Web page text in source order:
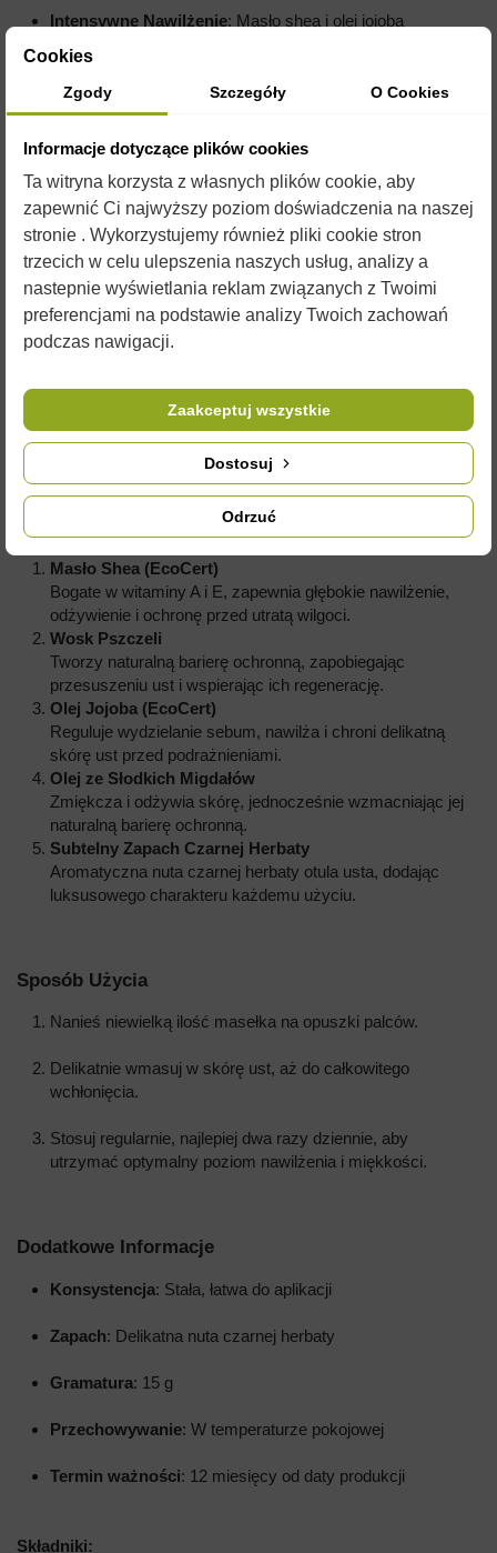
Intensywne Nawilżenie: Masło shea i olej jojoba
usta przed przesuszeniem.
Regeneracja i Ochrona
film, zabezpieczający przed szkodliwymi czynnikami
zewnętrznymi, takimi jak wiatr czy niska temperatura.
Naturalne Składniki: Produkt wykonany z
certyfikowanych, naturalnych składników, odpowiednich
nawet dla wrażliwej skóry.
Działanie
Natłuszczające i pielęgnacyjne
Ochronne i regenerujące
Składniki Aktywne
Masło Shea (EcoCert)
Bogate w witaminy A i E, zapewnia głębokie nawilżenie,
odżywienie i ochronę przed utratą wilgoci.
Wosk Pszczeli
Tworzy naturalną barierę ochronną, zapobiegając
przesuszeniu ust i wspierając ich regenerację.
Olej Jojoba (EcoCert)
Reguluje wydzielanie sebum, nawilża i chroni delikatną
skórę ust przed podrażnieniami.
Olej ze Słodkich Migdałów
Zmiękcza i odżywia skórę, jednocześnie wzmacniając jej
naturalną barierę ochronną.
Subtelny Zapach Czarnej Herbaty
Aromatyczna nuta czarnej herbaty otula usta, dodając
luksusowego charakteru każdemu użyciu.
Sposób Użycia
Nanieś niewielką ilość masełka na opuszki palców.
Delikatnie wmasuj w skórę ust, aż do całkowitego
wchłonięcia.
Stosuj regularnie, najlepiej dwa razy dziennie, aby
utrzymać optymalny poziom nawilżenia i miękkości.
Dodatkowe Informacje
Konsystencja: Stała, łatwa do aplikacji
Zapach: Delikatna nuta czarnej herbaty
Gramatura: 15 g
Przechowywanie: W temperaturze pokojowej
Termin ważności: 12 miesięcy od daty produkcji
Składniki:
Cookies
Zgody Szczegóły O Cookies
Informacje dotyczące plików cookies
Ta witryna korzysta z własnych plików cookie, aby
zapewnić Ci najwyższy poziom doświadczenia na naszej
stronie . Wykorzystujemy również pliki cookie stron
trzecich w celu ulepszenia naszych usług, analizy a
nastepnie wyświetlania reklam związanych z Twoimi
preferencjami na podstawie analizy Twoich zachowań
podczas nawigacji.
Odrzuć
Dostosuj
Zaakceptuj wszystkie